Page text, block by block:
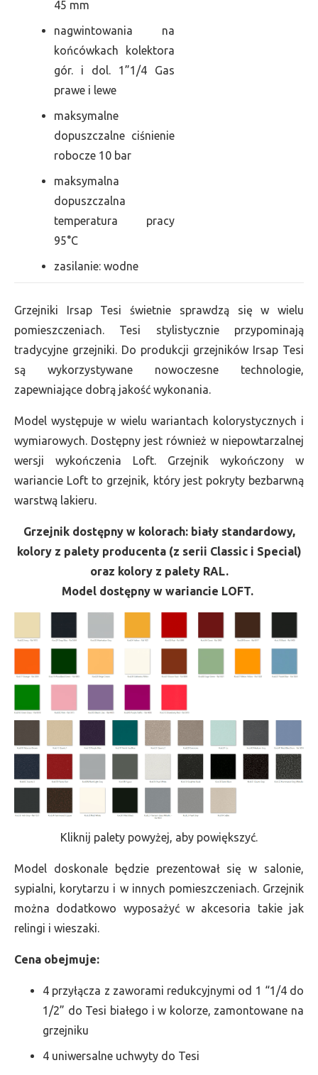
45 mm
nagwintowania na
końcówkach kolektora
gór. i dol. 1”1/4 Gas
prawe i lewe
maksymalne
dopuszczalne ciśnienie
robocze 10 bar
maksymalna
dopuszczalna
temperatura pracy
95°C
zasilanie: wodne
Grzejniki Irsap Tesi świetnie sprawdzą się w wielu
pomieszczeniach. Tesi stylistycznie przypominają
tradycyjne grzejniki. Do produkcji grzejników Irsap Tesi
są wykorzystywane nowoczesne technologie,
zapewniające dobrą jakość wykonania.
Model występuje w wielu wariantach kolorystycznych i
wymiarowych. Dostępny jest również w niepowtarzalnej
wersji wykończenia Loft. Grzejnik wykończony w
wariancie Loft to grzejnik, który jest pokryty bezbarwną
warstwą lakieru.
Grzejnik dostępny w kolorach: biały standardowy,
kolory z palety producenta (z serii Classic i Special)
oraz kolory z palety RAL.
Model dostępny w wariancie LOFT.
Kliknij palety powyżej, aby powiększyć.
Model doskonale będzie prezentował się w salonie,
sypialni, korytarzu i w innych pomieszczeniach. Grzejnik
można dodatkowo wyposażyć w akcesoria takie jak
relingi i wieszaki.
Cena obejmuje:
4 przyłącza z zaworami redukcyjnymi od 1 “1/4 do
1/2” do Tesi białego i w kolorze, zamontowane na
grzejniku
4 uniwersalne uchwyty do Tesi